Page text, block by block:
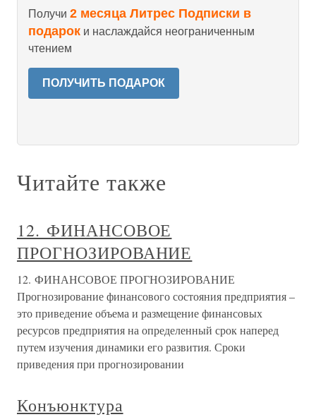
Получи 2 месяца Литрес Подписки в
подарок и наслаждайся неограниченным
чтением
ПОЛУЧИТЬ ПОДАРОК
Читайте также
12. ФИНАНСОВОЕ
ПРОГНОЗИРОВАНИЕ
12. ФИНАНСОВОЕ ПРОГНОЗИРОВАНИЕ
Прогнозирование финансового состояния предприятия –
это приведение объема и размещение финансовых
ресурсов предприятия на определенный срок наперед
путем изучения динамики его развития. Сроки
приведения при прогнозировании
Конъюнктура